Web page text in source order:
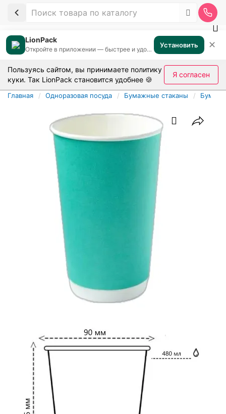
LionPack
Откройте в приложении — быстрее и удобнее Установить ✕
Пользуясь сайтом, вы принимаете политику
куки. Так LionPack становится удобнее 🍪
Я согласен
Главная Одноразовая посуда Бумажные стаканы